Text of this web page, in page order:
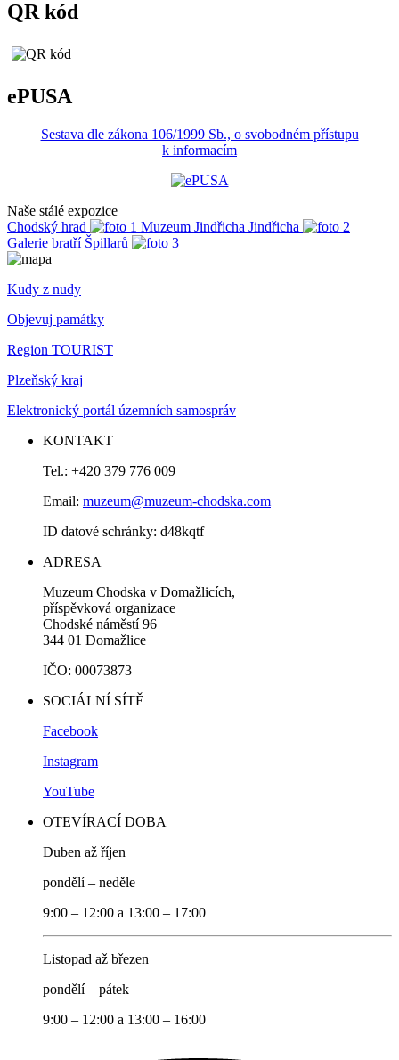
QR kód
ePUSA
Sestava dle zákona 106/1999 Sb., o svobodném přístupu
k informacím
Naše stálé expozice
Chodský hrad
Muzeum Jindřicha Jindřicha
Galerie bratří Špillarů
Kudy z nudy
Objevuj památky
Region TOURIST
Plzeňský kraj
Elektronický portál územních samospráv
KONTAKT
Tel.: +420 379 776 009
Email: muzeum@muzeum-chodska.com
ID datové schránky: d48kqtf
ADRESA
Muzeum Chodska v Domažlicích,
příspěvková organizace
Chodské náměstí 96
344 01 Domažlice
IČO: 00073873
SOCIÁLNÍ SÍTĚ
Facebook
Instagram
YouTube
OTEVÍRACÍ DOBA
Duben až říjen
pondělí – neděle
9:00 – 12:00 a 13:00 – 17:00
Listopad až březen
pondělí – pátek
9:00 – 12:00 a 13:00 – 16:00